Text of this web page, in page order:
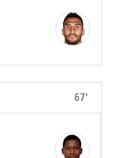
67'